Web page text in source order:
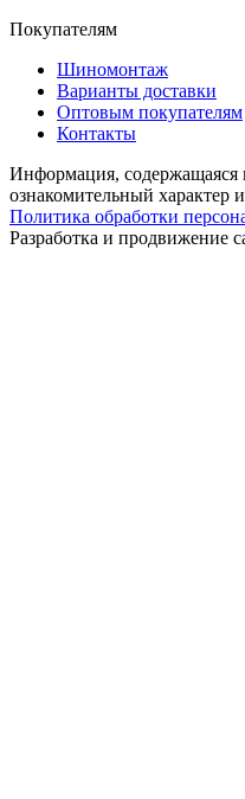
Покупателям
Шиномонтаж
Варианты доставки
Оптовым покупателям
Контакты
Информация, содержащаяся
ознакомительный характер
Политика обработки
Разработка и продвижение